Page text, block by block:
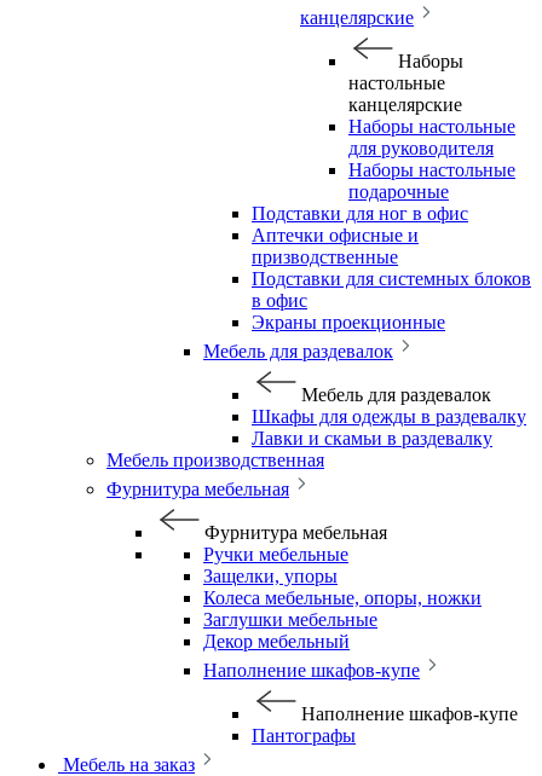
канцелярские
Наборы
настольные
канцелярские
Наборы настольные
для руководителя
Наборы настольные
подарочные
Подставки для ног в офис
Аптечки офисные и
призводственные
Подставки для системных блоков
в офис
Экраны проекционные
Мебель для раздевалок
Мебель для раздевалок
Шкафы для одежды в раздевалку
Лавки и скамьи в раздевалку
Мебель производственная
Фурнитура мебельная
Фурнитура мебельная
Ручки мебельные
Защелки, упоры
Колеса мебельные, опоры, ножки
Заглушки мебельные
Декор мебельный
Наполнение шкафов-купе
Наполнение шкафов-купе
Пантографы
Мебель на заказ